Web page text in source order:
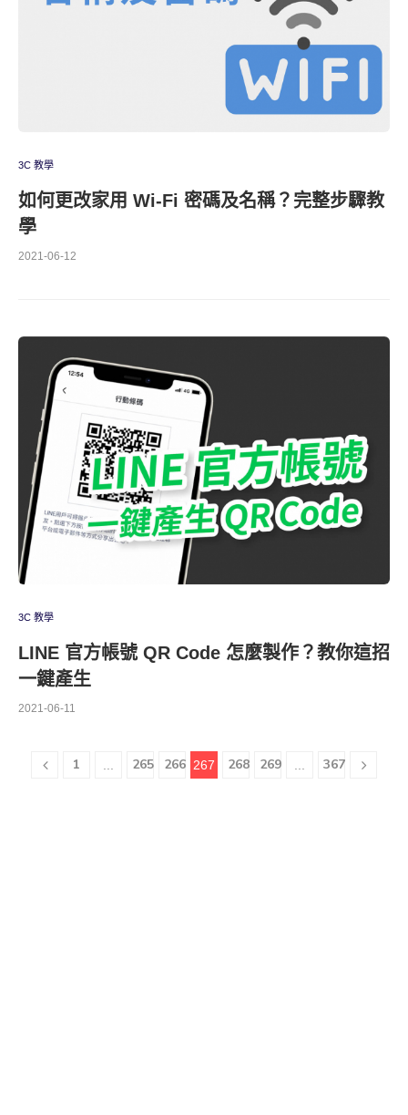
3C 教學
如何更改家用 Wi-Fi 密碼及名稱？完整步驟教
學
2021-06-12
3C 教學
LINE 官方帳號 QR Code 怎麼製作？教你這招
一鍵產生
2021-06-11
1 265 266 267 268 269 367